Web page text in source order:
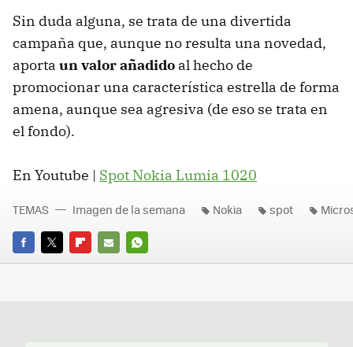
Sin duda alguna, se trata de una divertida
campaña que, aunque no resulta una novedad,
aporta un valor añadido al hecho de
promocionar una característica estrella de forma
amena, aunque sea agresiva (de eso se trata en
el fondo).
En Youtube | Spot Nokia Lumia 1020
FACEBOOK
TWITTERFLIPBOARD
E-
WHATSAPP
TEMAS Imagen de la semana Nokia spot